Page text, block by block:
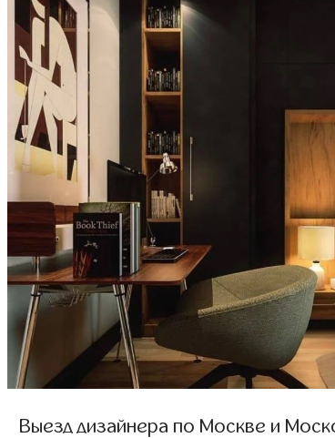
Выезд дизайнера по Москве и